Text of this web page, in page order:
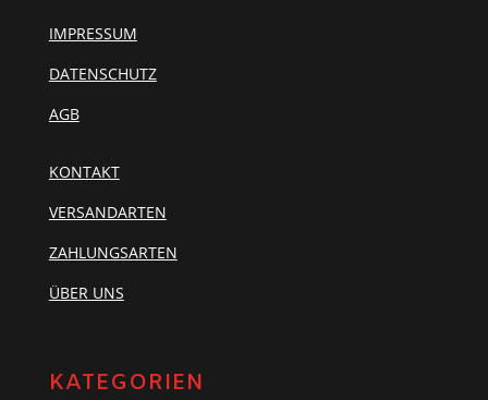
IMPRESSUM
DATENSCHUTZ
AGB
KONTAKT
VERSANDARTEN
ZAHLUNGSARTEN
ÜBER UNS
KATEGORIEN